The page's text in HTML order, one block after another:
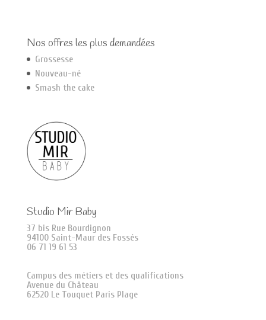
Nos offres les plus demandées
Grossesse
Nouveau-né
Smash the cake
Studio Mir Baby
37 bis Rue Bourdignon
94100 Saint-Maur des Fossés
06 71 19 61 53
Campus des métiers et des qualifications
Avenue du Château
62520 Le Touquet Paris Plage